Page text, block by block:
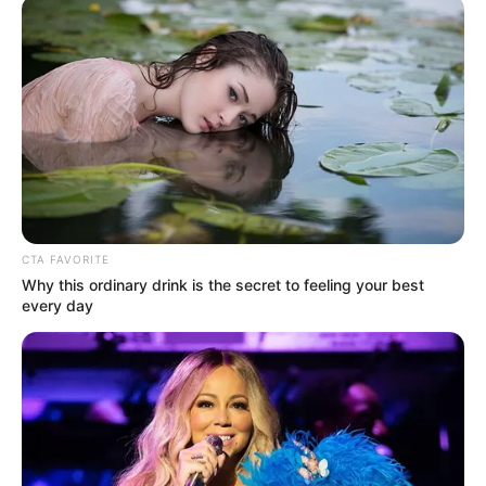
Morte, 46) mit allen Mitteln,
READ MORE
Simo
03/06/2021
CTA FAVORITE
Why this ordinary drink is the secret to feeling your best
every day